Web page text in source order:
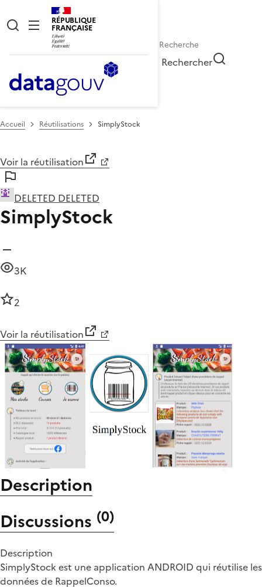
RÉPUBLIQUE
FRANÇAISE
Rechercher
Accueil Réutilisations SimplyStock
Voir la réutilisation
DELETED DELETED
SimplyStock
3K
2
Voir la réutilisation
Description
Discussions (0)
Description
SimplyStock est une application ANDROID qui réutilise les
données de RappelConso.